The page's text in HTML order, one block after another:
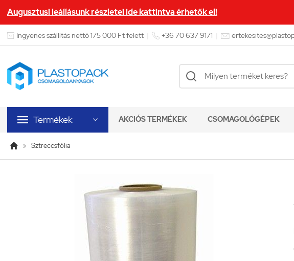
Augusztusi leállásunk részletei ide kattintva érhetők el!
 Ingyenes szállítás nettó 175 000 Ft felett  +36 70 637 9171 
 Termékek  AKCIÓS TERMÉKEK CSOMAGOLÓGÉPEK
 » Sztreccsfólia